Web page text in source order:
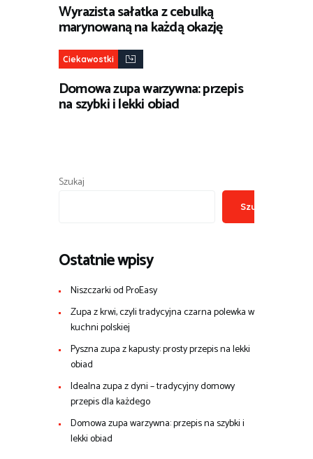
Wyrazista sałatka z cebulką
marynowaną na każdą okazję
Ciekawostki
Domowa zupa warzywna: przepis
na szybki i lekki obiad
Szukaj
Szukaj
Ostatnie wpisy
Niszczarki od ProEasy
Zupa z krwi, czyli tradycyjna czarna polewka w
kuchni polskiej
Pyszna zupa z kapusty: prosty przepis na lekki
obiad
Idealna zupa z dyni – tradycyjny domowy
przepis dla każdego
Domowa zupa warzywna: przepis na szybki i
lekki obiad